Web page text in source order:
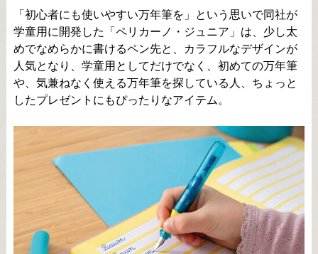
「初心者にも使いやすい万年筆を」という思いで同社が
学童用に開発した「ペリカーノ・ジュニア」は、少し太
めでなめらかに書けるペン先と、カラフルなデザインが
人気となり、学童用としてだけでなく、初めての万年筆
や、気兼ねなく使える万年筆を探している人、ちょっと
したプレゼントにもぴったりなアイテム。